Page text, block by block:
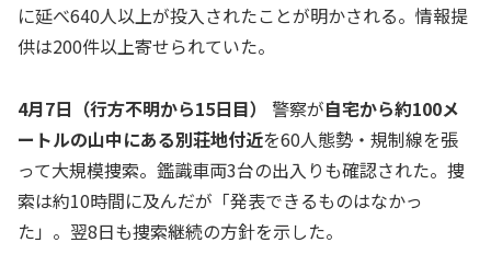
に延べ640人以上が投入されたことが明かされる。情報提
供は200件以上寄せられていた。
4月7日（行方不明から15日目） 警察が自宅から約100メ
ートルの山中にある別荘地付近を60人態勢・規制線を張
って大規模捜索。鑑識車両3台の出入りも確認された。捜
索は約10時間に及んだが「発表できるものはなかっ
た」。翌8日も捜索継続の方針を示した。